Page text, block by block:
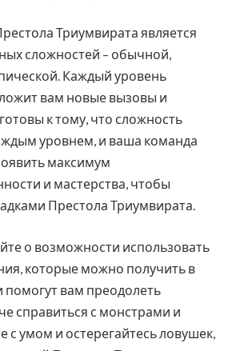
Триумвирата является
сложностей – обычной,
Каждый уровень
вам новые вызовы и
к тому, что сложность
уровнем, и ваша команда
максимум
и мастерства, чтобы
Престола Триумвирата.
о возможности использовать
которые можно получить в
помогут вам преодолеть
справиться с монстрами и
с умом и остерегайтесь ловушек,